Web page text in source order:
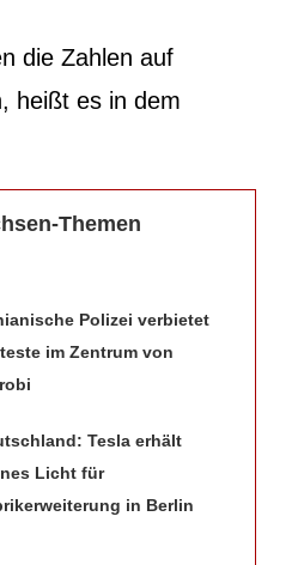
die Zahlen auf
heißt es in dem
Themen
Polizei verbietet
im Zentrum von
Tesla erhält
Licht für
in Berlin